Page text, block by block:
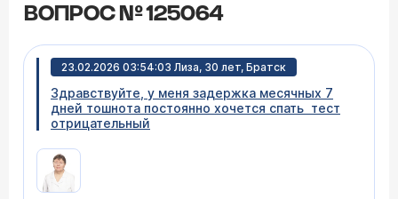
ВОПРОС № 125064
23.02.2026 03:54:03 Лиза, 30 лет, Братск
Здравствуйте, у меня задержка месячных 7
дней тошнота постоянно хочется спать тест
отрицательный